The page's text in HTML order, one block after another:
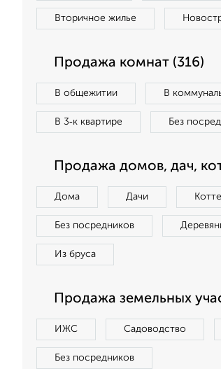
Вторичное жилье
Продажа комнат (316)
В общежитии В
В 3‑к квартире Без
Продажа домов, дач,
Дома Дачи
Без посредников
Из бруса
Продажа земельных
ИЖС Садоводство
Без посредников